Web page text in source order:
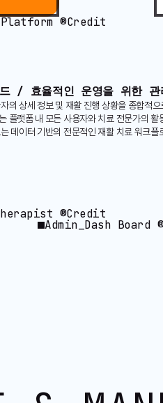
Platform ®Credit
드 / 효율적인 운영을 위한 관
의 상세 정보 및 재활 진행 상황을 종합적
플랫폼 내 모든 사용자와 치료 전문가의
데이터 기반의 전문적인 재활 치료 워크
®Credit
Admin_Dash Board